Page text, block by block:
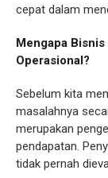
cepat dalam
Mengapa
Operasional?
Sebelum kita
masalahnya
merupakan
pendapatan.
tidak pernah